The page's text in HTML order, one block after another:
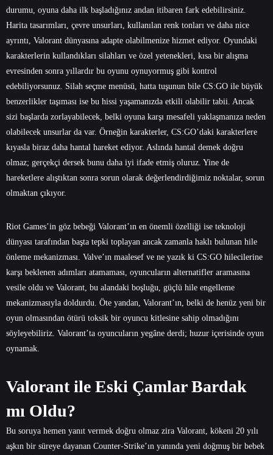
durumu, oyuna daha ilk başladığınız andan itibaren fark edebilirsiniz.
Harita tasarımları, çevre unsurları, kullanılan renk tonları ve daha nice
ayrıntı, Valorant dünyasına adapte olabilmenize hizmet ediyor. Oyundaki
karakterlerin kullandıkları silahları ve özel yetenekleri, kısa bir alışma
evresinden sonra yıllardır bu oyunu oynuyormuş gibi kontrol
edebiliyorsunuz. Silah seçme menüsü, hatta tuşunun bile CS:GO ile büyük
benzerlikler taşıması ise bu hissi yaşamanızda etkili olabilir tabii. Ancak
sizi başlarda zorlayabilecek, belki oyuna karşı mesafeli yaklaşmanıza neden
olabilecek unsurlar da var. Örneğin karakterler, CS:GO’daki karakterlere
kıyasla biraz daha hantal hareket ediyor. Aslında hantal demek doğru
olmaz; gerçekçi dersek bunu daha iyi ifade etmiş oluruz. Yine de
hareketlere alıştıktan sonra sorun olarak değerlendirdiğimiz noktalar, sorun
olmaktan çıkıyor.
Riot Games’in göz bebeği Valorant’ın en önemli özelliği ise teknoloji
dünyası tarafından başta tepki toplayan ancak zamanla haklı bulunan hile
önleme mekanizması. Valve’ın maalesef ve ne yazık ki CS:GO hilecilerine
karşı beklenen adımları atamaması, oyuncuların alternatifler aramasına
vesile oldu ve Valorant, bu alandaki boşluğu, güçlü hile engelleme
mekanizmasıyla doldurdu. Öte yandan, Valorant’ın, belki de henüz yeni bir
oyun olmasından ötürü toksik bir oyuncu kitlesine sahip olmadığını
söyleyebiliriz. Valorant’ta oyuncuların yegâne derdi; huzur içerisinde oyun
oynamak.
Valorant ile Eski Çamlar Bardak
mı Oldu?
Bu soruya hemen yanıt vermek doğru olmaz zira Valorant, kökeni 20 yılı
aşkın bir süreye dayanan Counter-Strike’ın yanında yeni doğmuş bir bebek